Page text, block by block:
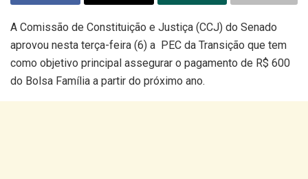
A Comissão de Constituição e Justiça (CCJ) do Senado
aprovou nesta terça-feira (6) a PEC da Transição que tem
como objetivo principal assegurar o pagamento de R$ 600
do Bolsa Família a partir do próximo ano.